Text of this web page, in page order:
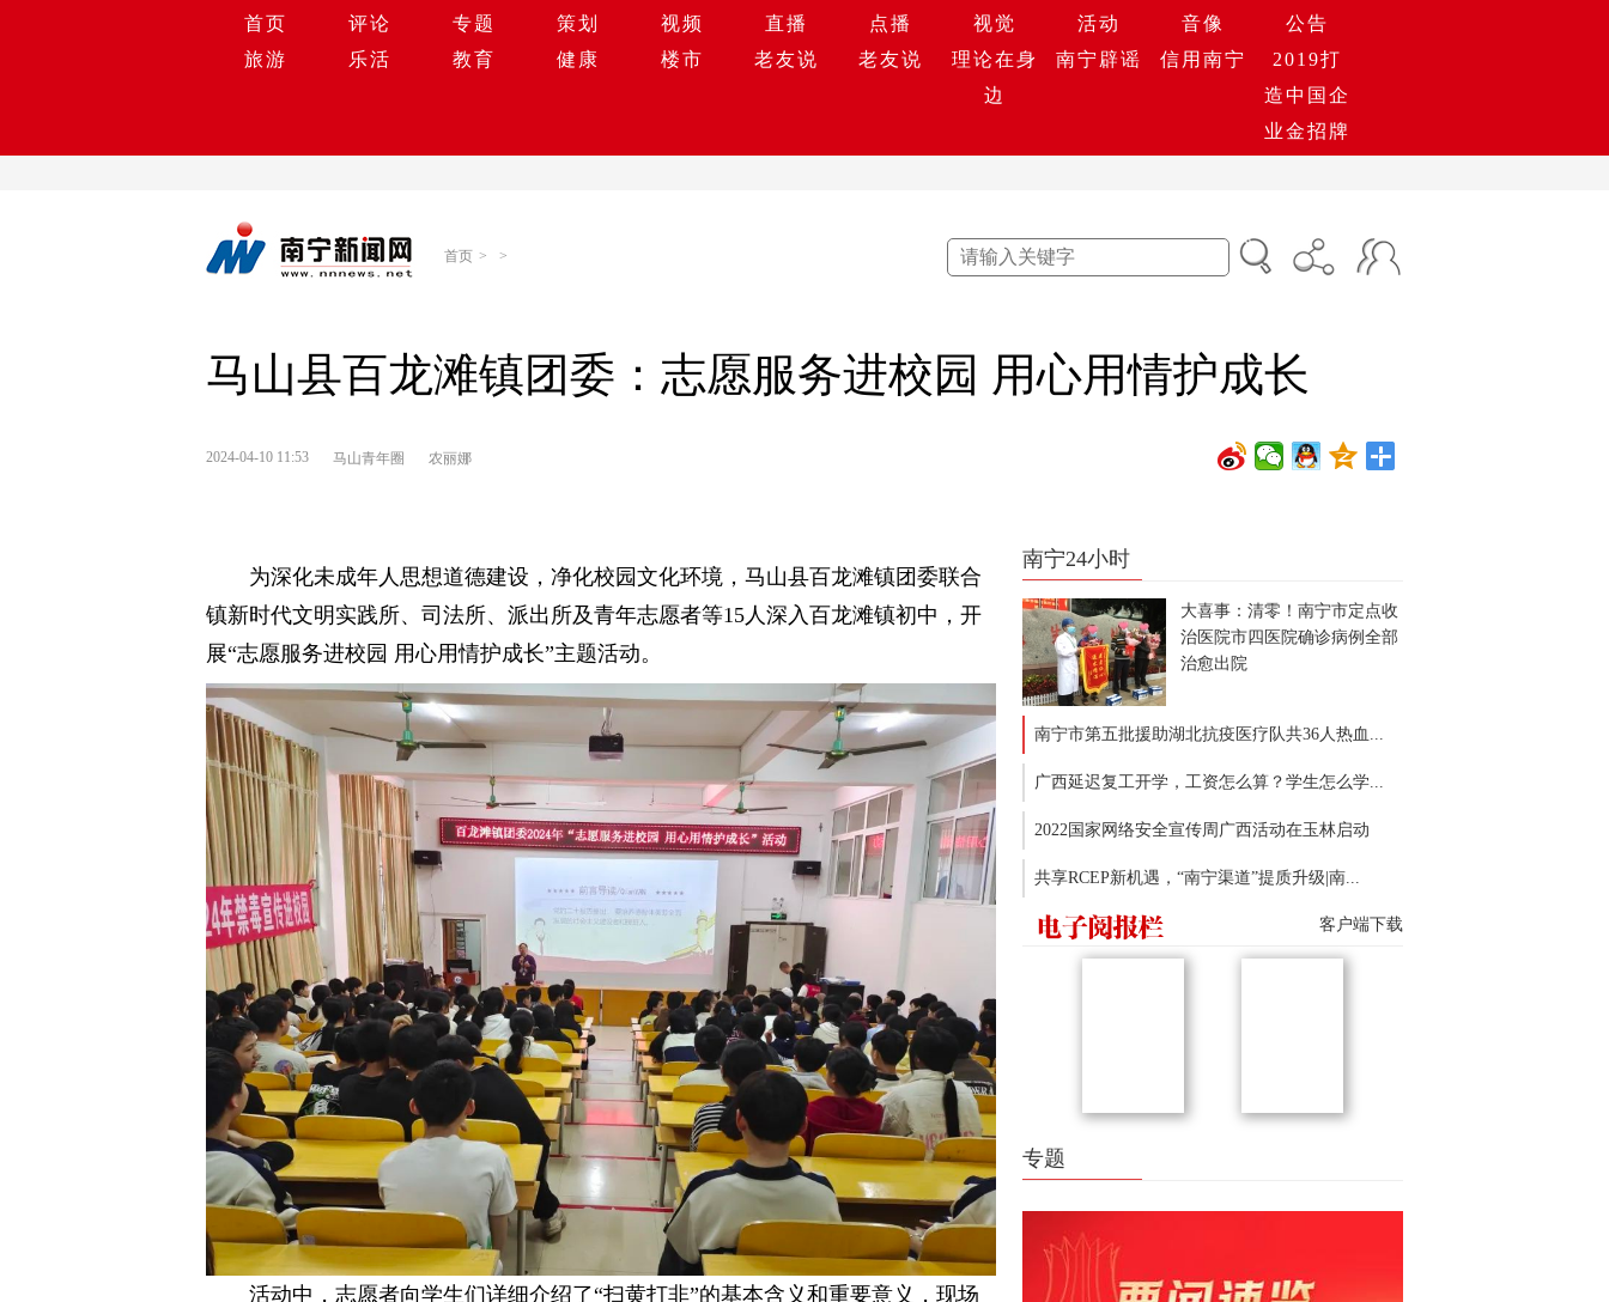
首页 评论 专题 策划 视频 直播 点播 视觉 活动 音像
公告
旅游
乐活 教育 健康 楼市 老友说 老友说
理论在身
边
南宁辟谣 信用南宁
2019打
造中国企
业金招牌
首页 > >
马山县百龙滩镇团委：志愿服务进校园 用心用情护成长
2024-04-10 11:53 马山青年圈 农丽娜
为深化未成年人思想道德建设，净化校园文化环境，马山县百龙滩镇团委联合
镇新时代文明实践所、司法所、派出所及青年志愿者等15人深入百龙滩镇初中，开
展“志愿服务进校园 用心用情护成长”主题活动。
活动中，志愿者向学生们详细介绍了“扫黄打非”的基本含义和重要意义，现场
南宁24小时
大喜事：清零！南宁市定点收
治医院市四医院确诊病例全部
治愈出院
南宁市第五批援助湖北抗疫医疗队共36人热血...
广西延迟复工开学，工资怎么算？学生怎么学...
2022国家网络安全宣传周广西活动在玉林启动
共享RCEP新机遇，“南宁渠道”提质升级|南...
客户端下载
专题